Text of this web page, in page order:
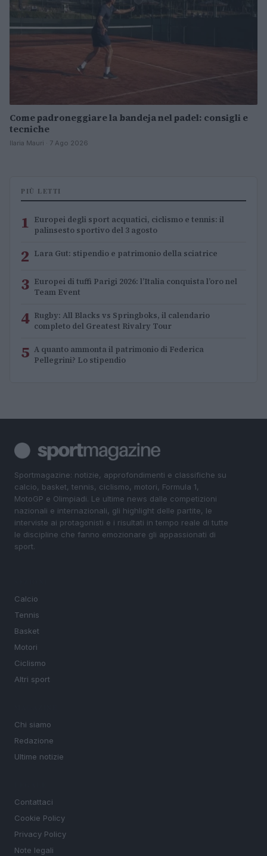
Come padroneggiare la bandeja nel padel: consigli e
tecniche
Ilaria Mauri · 7 Ago 2026
PIÙ LETTI
1 Europei degli sport acquatici, ciclismo e tennis: il
palinsesto sportivo del 3 agosto
2 Lara Gut: stipendio e patrimonio della sciatrice
3 Europei di tuffi Parigi 2026: l’Italia conquista l’oro nel
Team Event
4 Rugby: All Blacks vs Springboks, il calendario
completo del Greatest Rivalry Tour
5 A quanto ammonta il patrimonio di Federica
Pellegrini? Lo stipendio
Sportmagazine: notizie, approfondimenti e classifiche su
calcio, basket, tennis, ciclismo, motori, Formula 1,
MotoGP e Olimpiadi. Le ultime news dalle competizioni
nazionali e internazionali, gli highlight delle partite, le
interviste ai protagonisti e i risultati in tempo reale di tutte
le discipline che fanno emozionare gli appassionati di
sport.
Calcio
Tennis
Basket
Motori
Ciclismo
Altri sport
Chi siamo
Redazione
Ultime notizie
Contattaci
Cookie Policy
Privacy Policy
Note legali